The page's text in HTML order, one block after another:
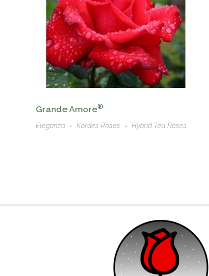
Grande Amore®
Eleganza Kordes Roses Hybrid Tea Roses